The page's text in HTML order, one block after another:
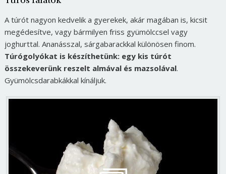
A túrót nagyon kedvelik a gyerekek, akár magában is, kicsit
megédesítve, vagy bármilyen friss gyümölccsel vagy
joghurttal. Ananásszal, sárgabarackkal különösen finom.
Túrógolyókat is készíthetünk: egy kis túrót
összekeverünk reszelt almával és mazsolával.
Gyümölcsdarabkákkal kínáljuk.